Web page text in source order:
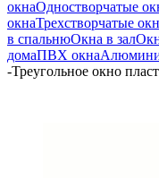
окнаОдностворчатые
окнаТрехстворчатые
в спальнюОкна в зал
домаПВХ окна
-Треугольное окно